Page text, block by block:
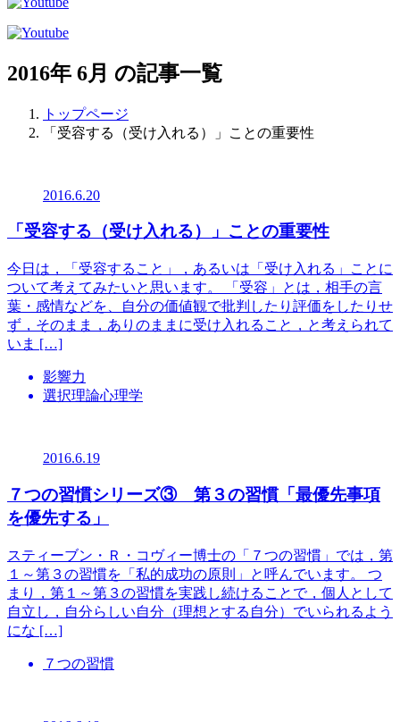
2016年 6月 の記事一覧
トップページ
「受容する（受け入れる）」ことの重要性
2016.6.20
「受容する（受け入れる）」ことの重要性
今日は，「受容すること」，あるいは「受け入れる」ことに
ついて考えてみたいと思います。 「受容」とは，相手の言
葉・感情などを、自分の価値観で批判したり評価をしたりせ
ず，そのまま，ありのままに受け入れること，と考えられて
いま […]
影響力
選択理論心理学
2016.6.19
７つの習慣シリーズ③ 第３の習慣「最優先事項
を優先する」
スティーブン・Ｒ・コヴィー博士の「７つの習慣」では，第
１～第３の習慣を「私的成功の原則」と呼んでいます。 つ
まり，第１～第３の習慣を実践し続けることで，個人として
自立し，自分らしい自分（理想とする自分）でいられるよう
にな […]
７つの習慣